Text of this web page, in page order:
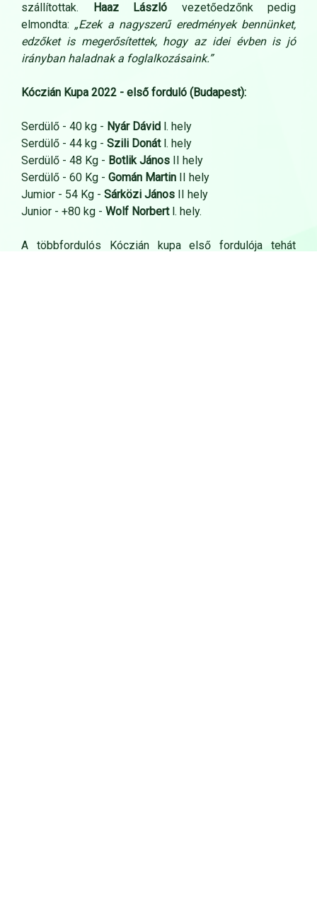
szállítottak.
Haaz László vezetőedzőnk pedig
elmondta: „Ezek a nagyszerű eredmények bennünket,
edzőket is megerősítettek, hogy az idei évben is jó
irányban haladnak a foglalkozásaink.”
Kóczián Kupa 2022 - első forduló (Budapest):
Serdülő - 40 kg - Nyár Dávid l. hely
Serdülő - 44 kg - Szili Donátl. hely
Serdülő - 48 Kg - Botlik János II hely
Serdülő - 60 Kg - Gomán Martin II hely
Jumior - 54 Kg - Sárközi János II hely
Junior - +80 kg - Wolf Norbertl. hely.
A többfordulós Kóczián kupa első fordulója tehát